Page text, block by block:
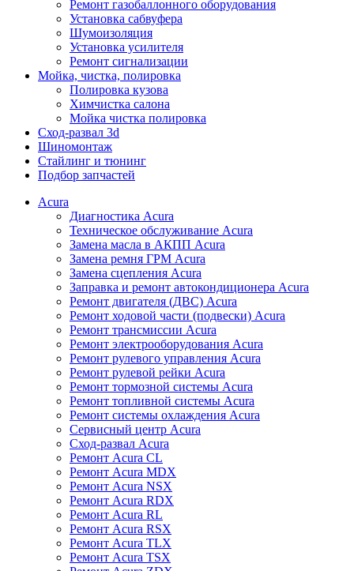
Ремонт газобаллонного оборудования
Установка сабвуфера
Шумоизоляция
Установка усилителя
Ремонт сигнализации
Мойка, чистка, полировка
Полировка кузова
Химчистка салона
Мойка чистка полировка
Сход-развал 3d
Шиномонтаж
Стайлинг и тюнинг
Подбор запчастей
Acura
Диагностика Acura
Техническое обслуживание Acura
Замена масла в АКПП Acura
Замена ремня ГРМ Acura
Замена сцепления Acura
Заправка и ремонт автокондиционера Acura
Ремонт двигателя (ДВС) Acura
Ремонт ходовой части (подвески) Acura
Ремонт трансмиссии Acura
Ремонт электрооборудования Acura
Ремонт рулевого управления Acura
Ремонт рулевой рейки Acura
Ремонт тормозной системы Acura
Ремонт топливной системы Acura
Ремонт системы охлаждения Acura
Сервисный центр Acura
Сход-развал Acura
Ремонт Acura CL
Ремонт Acura MDX
Ремонт Acura NSX
Ремонт Acura RDX
Ремонт Acura RL
Ремонт Acura RSX
Ремонт Acura TLX
Ремонт Acura TSX